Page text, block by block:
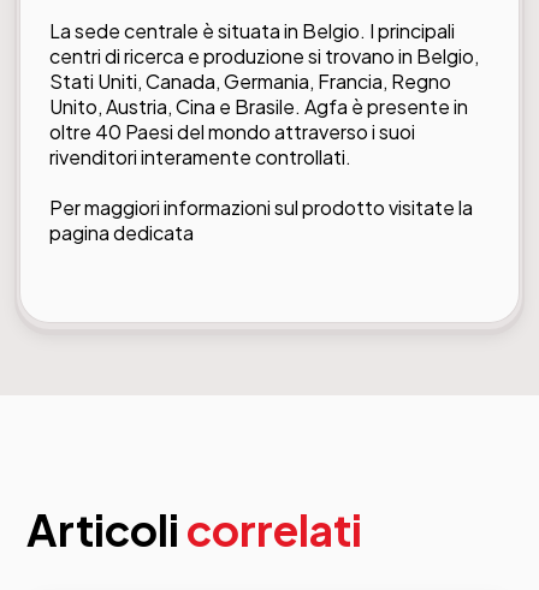
La sede centrale è situata in Belgio. I principali
centri di ricerca e produzione si trovano in Belgio,
Stati Uniti, Canada, Germania, Francia, Regno
Unito, Austria, Cina e Brasile. Agfa è presente in
oltre 40 Paesi del mondo attraverso i suoi
rivenditori interamente controllati.
Per maggiori informazioni sul prodotto visitate la
pagina dedicata
Articoli correlati